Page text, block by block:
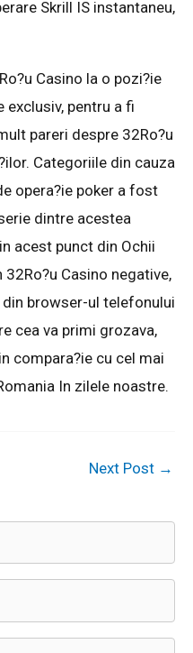
Skrill IS instantaneu,
Casino la o pozi?ie
exclusiv, pentru a fi
pareri despre 32Ro?u
Categoriile din cauza
opera?ie poker a fost
dintre acestea
acest punct din Ochii
Casino negative,
browser-ul telefonului
cea va primi grozava,
compara?ie cu cel mai
In zilele noastre.
Next Post →